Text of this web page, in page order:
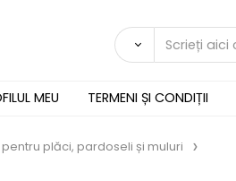
MEU TERMENI ȘI CONDIȚII
pentru plăci, pardoseli și muluri